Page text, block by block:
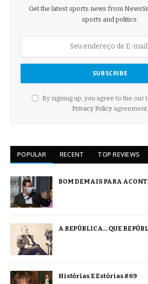
Get the latest sports news from
sports and politics.
By signing up, you agree to the our
Privacy Policyagreement.
POPULAR RECENT TOP REVIEWS
BOM DEMAIS PARA
A REPÚBLICA… QUE
Histórias E Estórias #69